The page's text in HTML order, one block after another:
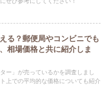
る？郵便局やコンビニでも
相場価格と共に紹介しま
ー」が売っているかを調査しまし
上での平均的な価格についても紹介